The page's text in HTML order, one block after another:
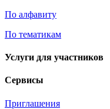
По алфавиту
По тематикам
Услуги для участников
Сервисы
Приглашения